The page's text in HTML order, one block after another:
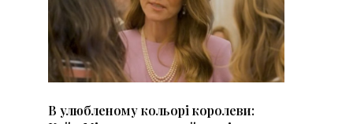
В улюбленому кольорі королеви: